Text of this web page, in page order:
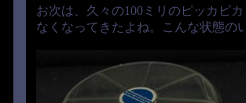
お次は、久々の100ミリのピッカピ
なくなってきたよね。こんな状態の